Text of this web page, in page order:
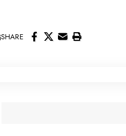
SHARE